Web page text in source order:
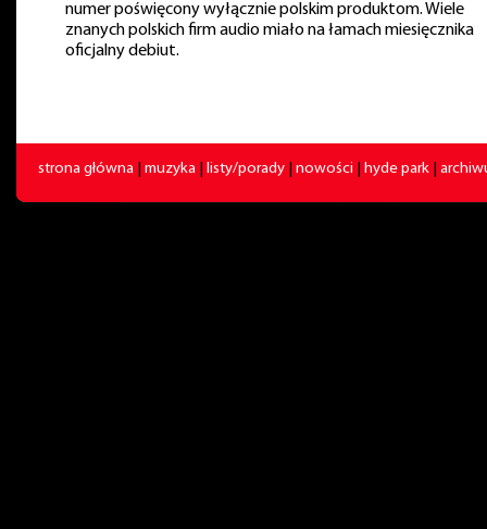
numer poświęcony wyłącznie polskim produktom. Wiele
znanych polskich firm audio miało na łamach miesięcznika
oficjalny debiut.
strona główna muzyka listy/porady nowości hyde park